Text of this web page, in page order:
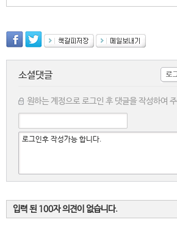
소셜댓글
원하는 계정으로 로그인 후 댓글을 작성하여
입력 된 100자 의견이 없습니다.